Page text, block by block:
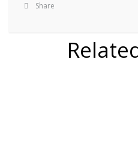
Share